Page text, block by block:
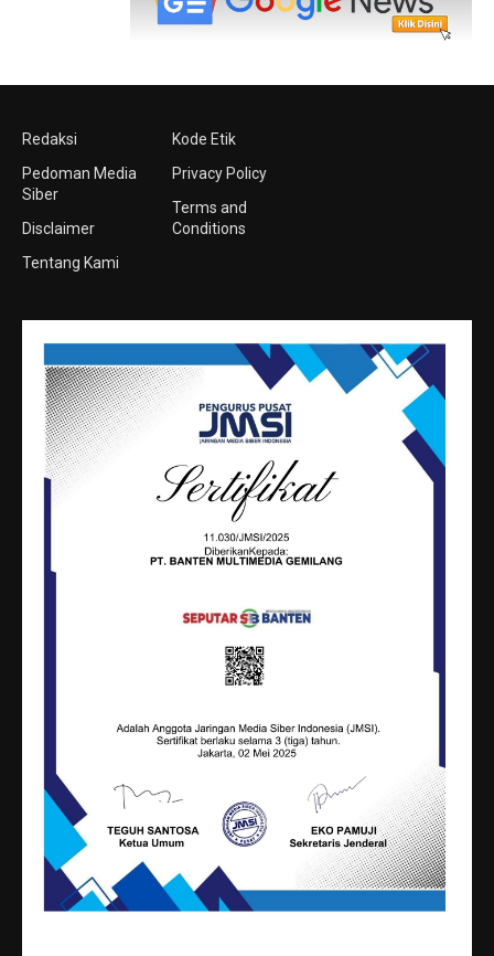
Redaksi
Pedoman Media
Siber
Disclaimer
Tentang Kami
Kode Etik
Privacy Policy
Terms and
Conditions